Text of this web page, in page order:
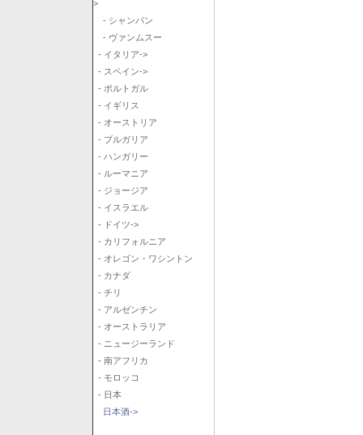
>
- シャンパン
- ヴァンムスー
- イタリア->
- スペイン->
- ポルトガル
- イギリス
- オーストリア
- ブルガリア
- ハンガリー
- ルーマニア
- ジョージア
- イスラエル
- ドイツ->
- カリフォルニア
- オレゴン・ワシントン
- カナダ
- チリ
- アルゼンチン
- オーストラリア
- ニュージーランド
- 南アフリカ
- モロッコ
- 日本
日本酒->